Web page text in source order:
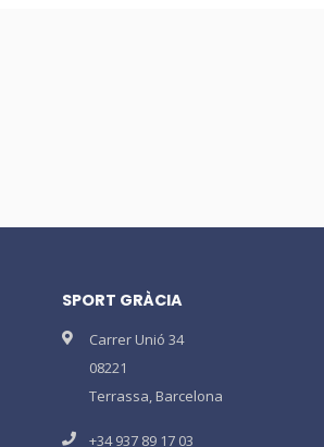
SPORT GRÀCIA
Carrer Unió 34
08221
Terrassa, Barcelona
+34 937 89 17 03